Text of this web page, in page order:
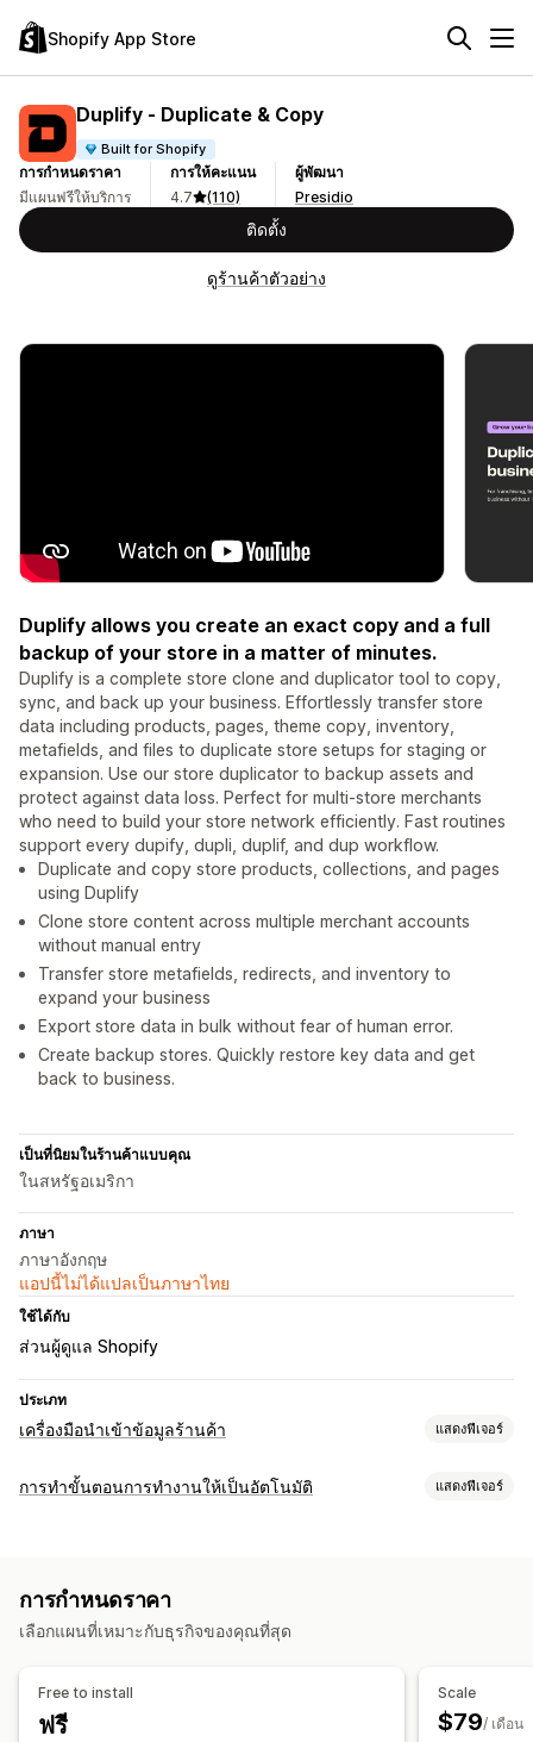
Shopify App Store
Duplify ‑ Duplicate & Copy
Built for Shopify
การกำหนดราคา
มีแผนฟรีให้บริการ
การให้คะแนน
4.7
(110)
ผู้พัฒนา
Presidio
ติดตั้ง
ดูร้านค้าตัวอย่าง
Duplify allows you create an exact copy and a full
backup of your store in a matter of minutes.
Duplify is a complete store clone and duplicator tool to copy,
sync, and back up your business. Effortlessly transfer store
data including products, pages, theme copy, inventory,
metafields, and files to duplicate store setups for staging or
expansion. Use our store duplicator to backup assets and
protect against data loss. Perfect for multi-store merchants
who need to build your store network efficiently. Fast routines
support every dupify, dupli, duplif, and dup workflow.
Duplicate and copy store products, collections, and pages
using Duplify
Clone store content across multiple merchant accounts
without manual entry
Transfer store metafields, redirects, and inventory to
expand your business
Export store data in bulk without fear of human error.
Create backup stores. Quickly restore key data and get
back to business.
เป็นที่นิยมในร้านค้าแบบคุณ
ในสหรัฐอเมริกา
ภาษา
ภาษาอังกฤษ
แอปนี้ไม่ได้แปลเป็นภาษาไทย
ใช้ได้กับ
ส่วนผู้ดูแล Shopify
ประเภท
เครื่องมือนำเข้าข้อมูลร้านค้า แสดงฟีเจอร์
ซิงค์ข้อมูล
การย้ายข้อมูล การส่งออกจำนวนมาก
คอลเลกชัน
ลูกค้า สินค้าคงคลัง เมตาฟิลด์
การทำขั้นตอนการทำงานให้เป็นอัตโนมัติ แสดงฟีเจอร์
การจัดการคำสั่งซื้อ แท็กคำสั่งซื้อ
ตามเวลา การประมวลผลการสั่งซื้อ
ทริกเกอร์ที่กำหนดเอง
งานตามกำหนดเวลา
การกำหนดราคา
เลือกแผนที่เหมาะกับธุรกิจของคุณที่สุด
Free to install
ฟรี
Scale
$79/ เดือน